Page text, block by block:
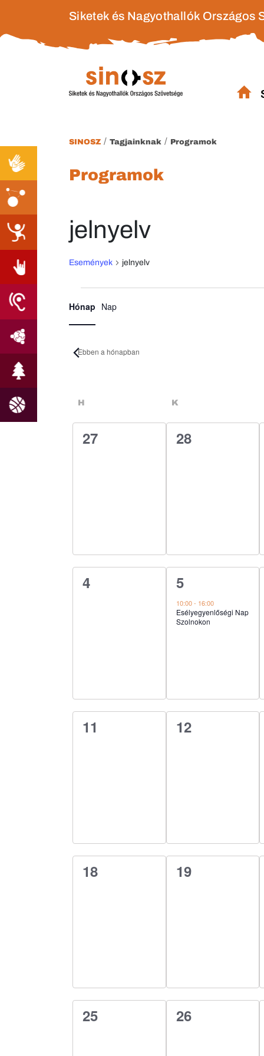
Siketek és Nagyothallók Országos
SINOSZ / Tagjainknak / Programok
Programok
jelnyelv
Események jelnyelv
Események
nézet
Hónap Nap
Ebben a hónapban
kiválasztása.
Események
naptár
H K
0
27
0
28
0
4
1
esemény,
5
10:00- 16:00
Esélyegyenlőségi Nap
Szolnokon
0
11
0
12
0
18
0
19
0
25
0
26